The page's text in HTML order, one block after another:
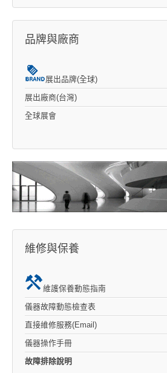
品牌與廠商
展出品牌(全球)
展出廠商(台灣)
全球展會
維修與保養
維護保養動態指南
儀器故障動態檢查表
直接維修服務(Email)
儀器操作手冊
故障排除說明